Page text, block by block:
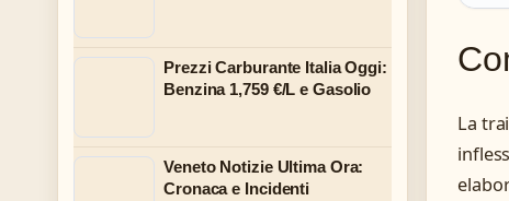
La
Prezzi Carburante Italia Oggi:
Benzina 1,759 €/L e Gasolio
Veneto Notizie Ultima Ora:
Cronaca e Incidenti